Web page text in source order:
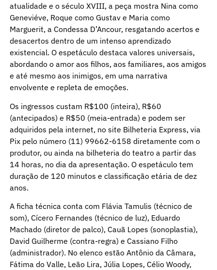
atualidade e o século XVIII, a peça mostra Nina como
Geneviéve, Roque como Gustav e Maria como
Marguerit, a Condessa D’Ancour, resgatando acertos e
desacertos dentro de um intenso aprendizado
existencial. O espetáculo destaca valores universais,
abordando o amor aos filhos, aos familiares, aos amigos
e até mesmo aos inimigos, em uma narrativa
envolvente e repleta de emoções.
Os ingressos custam R$100 (inteira), R$60
(antecipados) e R$50 (meia-entrada) e podem ser
adquiridos pela internet, no site Bilheteria Express, via
Pix pelo número (11) 99662-6158 diretamente com o
produtor, ou ainda na bilheteria do teatro a partir das
14 horas, no dia da apresentação. O espetáculo tem
duração de 120 minutos e classificação etária de dez
anos.
A ficha técnica conta com Flávia Tamulis (técnico de
som), Cícero Fernandes (técnico de luz), Eduardo
Machado (diretor de palco), Cauã Lopes (sonoplastia),
David Guilherme (contra-regra) e Cassiano Filho
(administrador). No elenco estão Antônio da Câmara,
Fátima do Valle, Leão Lira, Júlia Lopes, Célio Woody,